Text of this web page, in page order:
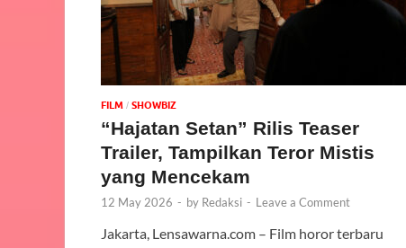
FILM / ‎SHOWBIZ
“Hajatan Setan” Rilis Teaser
Trailer, Tampilkan Teror Mistis
yang Mencekam
12 May 2026 - by Redaksi - Leave a Comment
Jakarta, Lensawarna.com – Film horor terbaru